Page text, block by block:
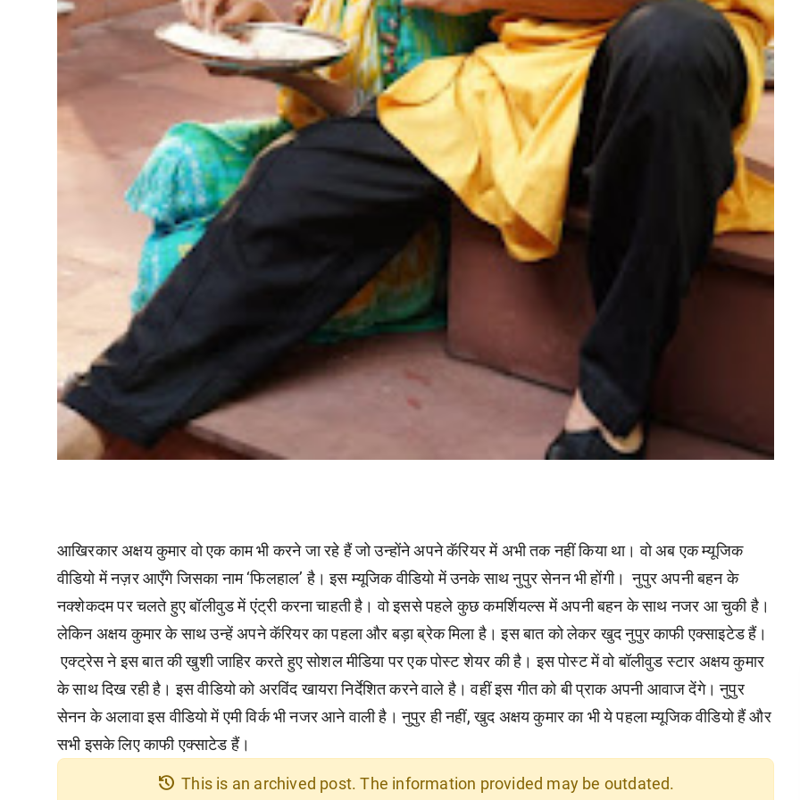
आखिरकार अक्षय कुमार वो एक काम भी करने जा रहे हैं जो उन्होंने अपने कॅरियर में अभी तक नहीं किया था। वो अब एक म्यूजिक
वीडियो में नज़र आएँगे जिसका नाम ‘फिलहाल’ है। इस म्यूजिक वीडियो में उनके साथ नुपुर सेनन भी होंगी। नुपुर अपनी बहन के
नक्शेकदम पर चलते हुए बॉलीवुड में एंट्री करना चाहती है। वो इससे पहले कुछ कमर्शियल्स में अपनी बहन के साथ नजर आ चुकी है।
लेकिन अक्षय कुमार के साथ उन्हें अपने कॅरियर का पहला और बड़ा ब्रेक मिला है। इस बात को लेकर खुद नुपुर काफी एक्साइटेड हैं।
एक्ट्रेस ने इस बात की खुशी जाहिर करते हुए सोशल मीडिया पर एक पोस्ट शेयर की है। इस पोस्ट में वो बॉलीवुड स्टार अक्षय कुमार
के साथ दिख रही है। इस वीडियो को अरविंद खायरा निर्देशित करने वाले है। वहीं इस गीत को बी प्राक अपनी आवाज देंगे। नुपुर
सेनन के अलावा इस वीडियो में एमी विर्क भी नजर आने वाली है। नुपुर ही नहीं, खुद अक्षय कुमार का भी ये पहला म्यूजिक वीडियो हैं और
सभी इसके लिए काफी एक्साटेड हैं।
history This is an archived post. The information provided may be outdated.